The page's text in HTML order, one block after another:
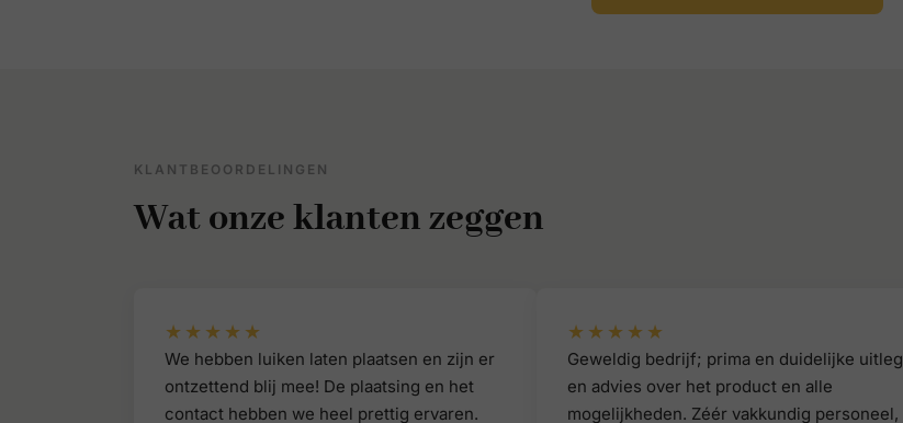
KLANTBEOORDELINGEN
Wat onze klanten zeggen
★★★★★
We hebben luiken laten plaatsen en zijn er
ontzettend blij mee! De plaatsing en het
contact hebben we heel prettig ervaren.
★★★★★
Geweldig bedrijf; prima en duidelijke uitleg
en advies over het product en alle
mogelijkheden. Zéér vakkundig personeel,